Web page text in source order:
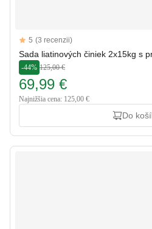
Reviews
5 out of 5 stars
5 (3 recenzii)
Sada liatinových činiek 2x15kg s
-44% 125,00 €
69,99 €
Najnižšia cena: 125,00 €
Do